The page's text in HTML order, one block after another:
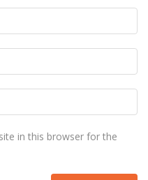
in this browser for the